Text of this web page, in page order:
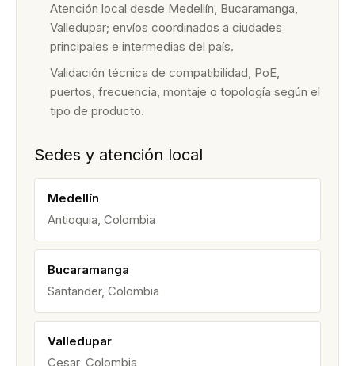
Atención local desde Medellín, Bucaramanga,
Valledupar; envíos coordinados a ciudades
principales e intermedias del país.
Validación técnica de compatibilidad, PoE,
puertos, frecuencia, montaje o topología según el
tipo de producto.
Sedes y atención local
Medellín
Antioquia, Colombia
Bucaramanga
Santander, Colombia
Valledupar
Cesar, Colombia